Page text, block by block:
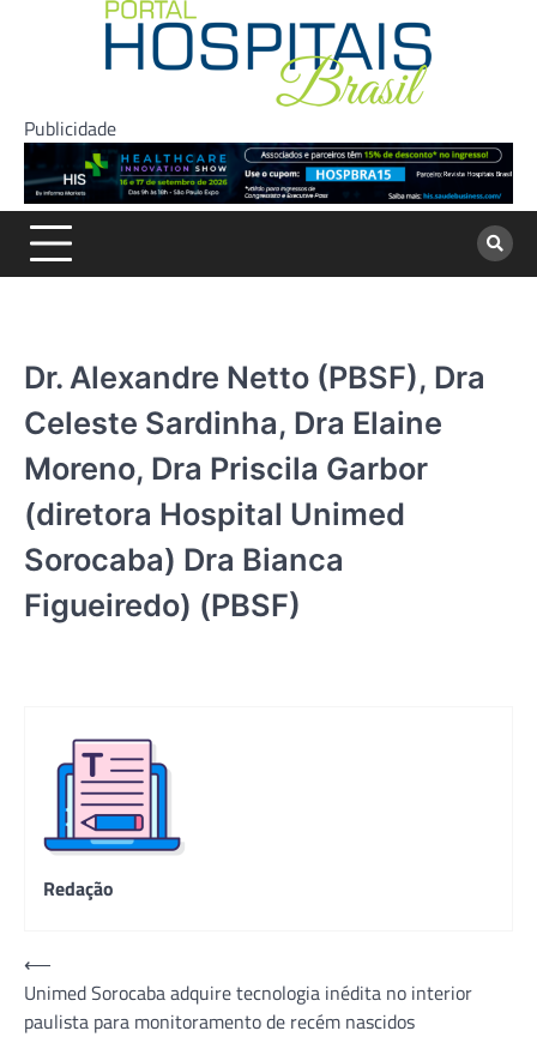
Publicidade
Dr. Alexandre Netto (PBSF), Dra
Celeste Sardinha, Dra Elaine
Moreno, Dra Priscila Garbor
(diretora Hospital Unimed
Sorocaba) Dra Bianca
Figueiredo) (PBSF)
Redação
Navegação
de
Post
⟵
Unimed Sorocaba adquire tecnologia inédita no interior
paulista para monitoramento de recém nascidos